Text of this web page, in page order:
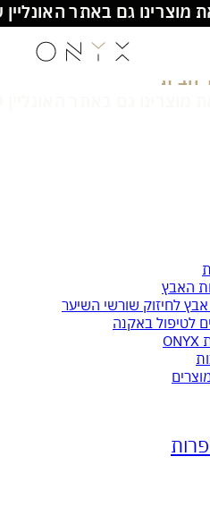
בישראל!
- מעל 100₪ חינם
גם באתר האונליין של
זוהר ובריא
ובעיות עור
שורשי השיער
באקנה